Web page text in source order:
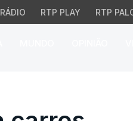
RÁDIO RTP PLAY RTP